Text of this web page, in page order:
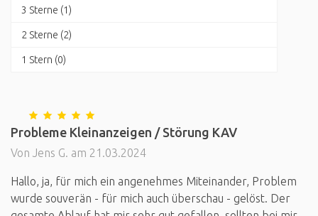
3 Sterne (1)
2 Sterne (2)
1 Stern (0)
Probleme Kleinanzeigen / Störung KAV
Von Jens G. am 21.03.2024
Hallo, ja, für mich ein angenehmes Miteinander, Problem
wurde souverän - für mich auch überschau - gelöst. Der